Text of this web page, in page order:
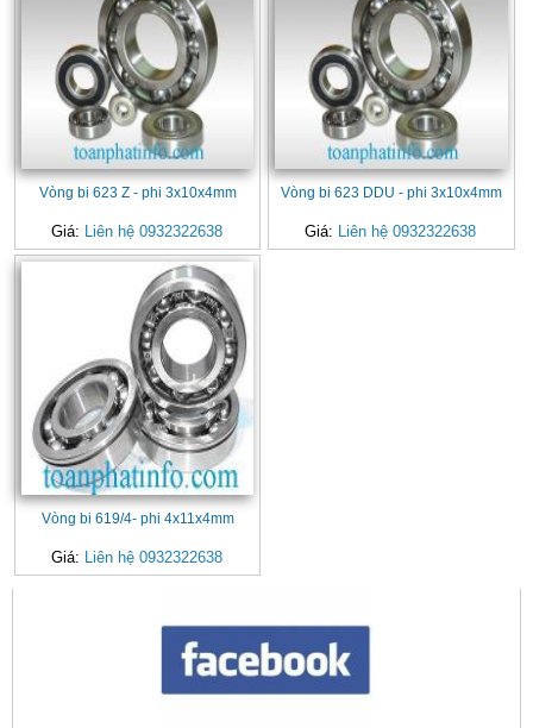
Vòng bi 623 Z - phi 3x10x4mm
Giá: Liên hệ 0932322638
Vòng bi 623 DDU - phi 3x10x4mm
Giá: Liên hệ 0932322638
Vòng bi 619/4- phi 4x11x4mm
Giá: Liên hệ 0932322638